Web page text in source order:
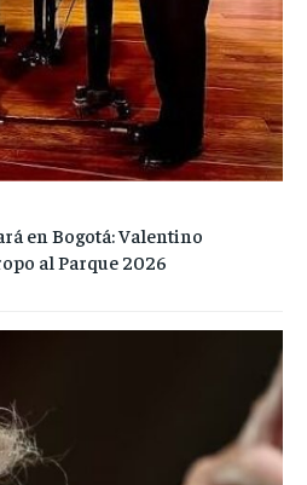
en Bogotá: Valentino
al Parque 2026